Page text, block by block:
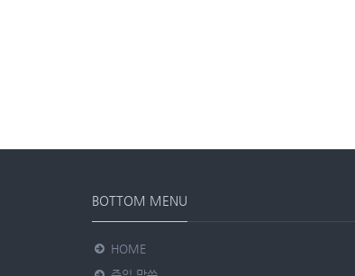
BOTTOM MENU
HOME